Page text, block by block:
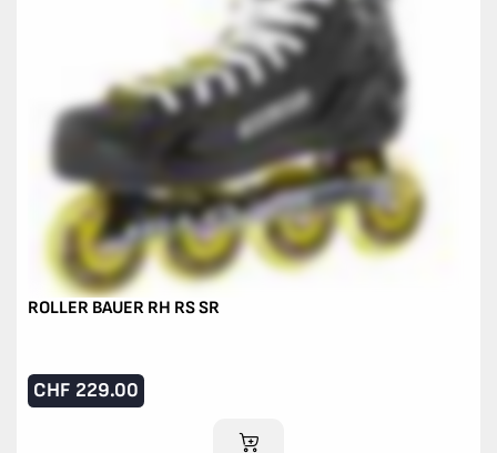
ROLLER BAUER RH RS SR
CHF 229.00
IM WARENKORB